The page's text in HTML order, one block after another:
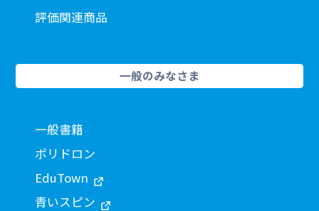
評価関連商品
一般のみなさま
一般書籍
ポリドロン
EduTown
青いスピン